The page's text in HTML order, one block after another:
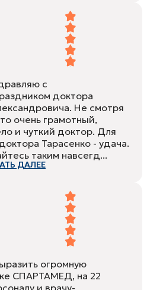
с
доктора
Не смотря
очень грамотный,
и чуткий доктор. Для
Тарасенко - удача.
таким навсегд...
ДАЛЕЕ
огромную
СПАРТАМЕД, на 22